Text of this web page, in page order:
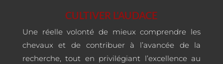
CULTIVER L’AUDACE
Une réelle volonté de mieux comprendre les
chevaux et de contribuer à l’avancée de la
recherche, tout en privilégiant l’excellence au